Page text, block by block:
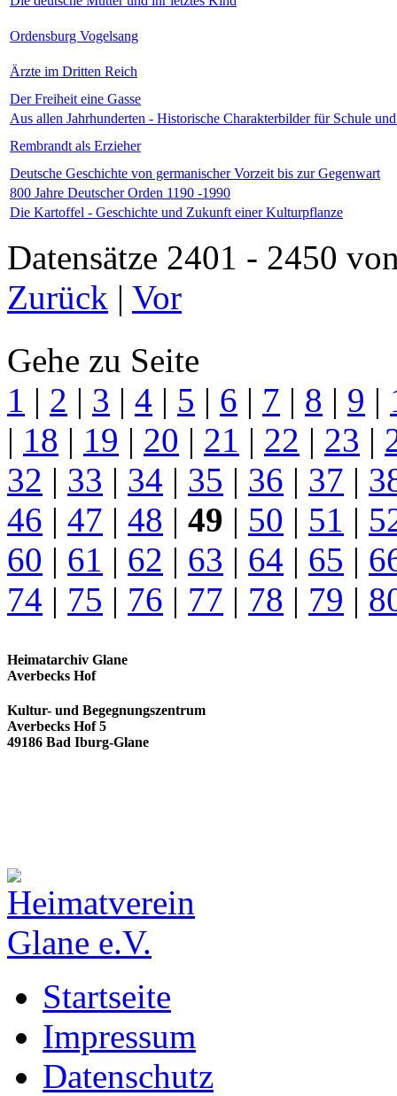
Ordensburg Vogelsang
Ärzte im Dritten Reich
Der Freiheit eine Gasse
Aus allen Jahrhunderten - Historische Charakterbilder für Schule
Rembrandt als Erzieher
Deutsche Geschichte von germanischer Vorzeit bis zur Gegenwart
800 Jahre Deutscher Orden 1190 -1990
Die Kartoffel - Geschichte und Zukunft einer Kulturpflanze
Datensätze 2401 - 2450
Zurück | Vor
Gehe zu Seite
1 | 2 | 3 | 4 | 5 | 6 | 7 | 8 | 9 |
| 18 | 19 | 20 | 21 | 22 | 23 |
32 | 33 | 34 | 35 | 36 | 37 |
46 | 47 | 48 | 49 | 50 | 51 |
60 | 61 | 62 | 63 | 64 | 65 |
74 | 75 | 76 | 77 | 78 | 79 |
Heimatarchiv Glane
Averbecks Hof
Kultur- und Begegnungszentrum
Averbecks Hof 5
49186 Bad Iburg-Glane
Startseite
Impressum
Datenschutz